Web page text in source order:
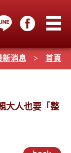
新消息 > 首頁
大人也要「整